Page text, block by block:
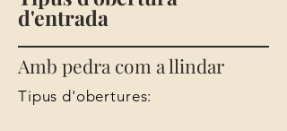
d'entrada
Amb pedra com a llindar
Tipus d'obertures: